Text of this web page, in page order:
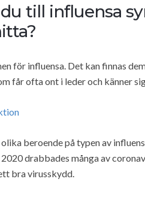
till influensa
för influensa. Det kan finnas
får ofta ont i leder och känner
beroende på typen av
drabbades många av
bra virusskydd.